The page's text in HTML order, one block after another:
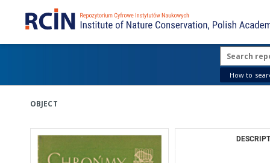
How to
OBJECT